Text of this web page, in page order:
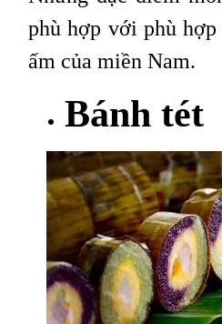
phù hợp với phù
ấm của miền Nam.
Bánh tét